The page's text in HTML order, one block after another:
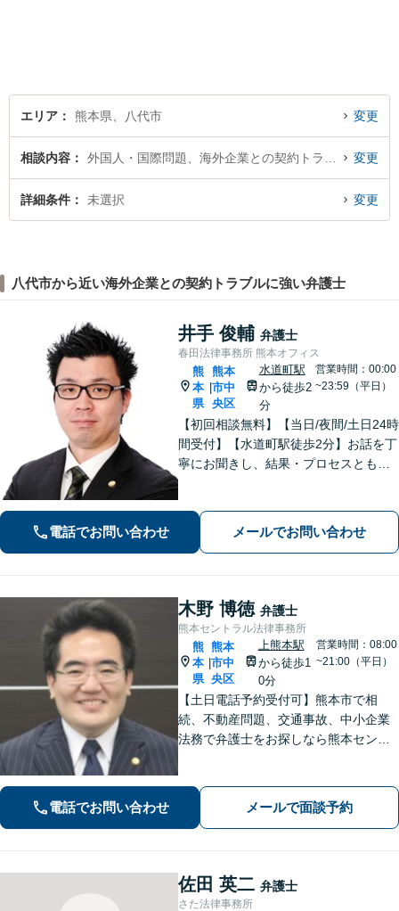
んでまいります。
エリア
熊本県、八代市 変更
相談内容 変更
詳細条件 未選択 変更
八代市から近い海外企業との契約トラブルに強い弁護士
井手 俊輔 弁護士
春田法律事務所 熊本オフィス
熊
本
県
熊本
市中
央区
水道町駅
から徒歩2
分
営業時間：00:00
~23:59（平日）
【初回相談無料】【当日/夜間/土日24時
間受付】【水道町駅徒歩2分】お話を丁
寧にお聞きし、結果・プロセスともに
電話でお問い合わせ メールでお問い合わせ
木野 博徳 弁護士
熊本セントラル法律事務所
熊
本
県
|
熊本
市中
央区
上熊本駅
から徒歩1
0分
営業時間：08:00
~21:00（平日）
【土日電話予約受付可】熊本市で相
続、不動産問題、交通事故、中小企業
法務で弁護士をお探しなら熊本セント
受付可】【休日・夜間相談可】
電話でお問い合わせ メールで面談予約
佐田 英二 弁護士
さた法律事務所